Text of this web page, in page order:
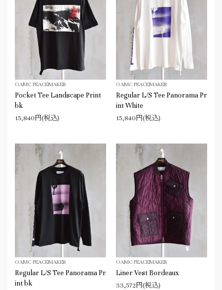
OAMC PEACEMAKER
Pocket Tee Landscape Print
bk
15,840円(税込)
OAMC PEACEMAKER
Regular L/S Tee Panorama Pr
int White
15,840円(税込)
OAMC PEACEMAKER
Regular L/S Tee Panorama Pr
int bk
OAMC PEACEMAKER
Liner Vest Bordeaux
33,572円(税込)